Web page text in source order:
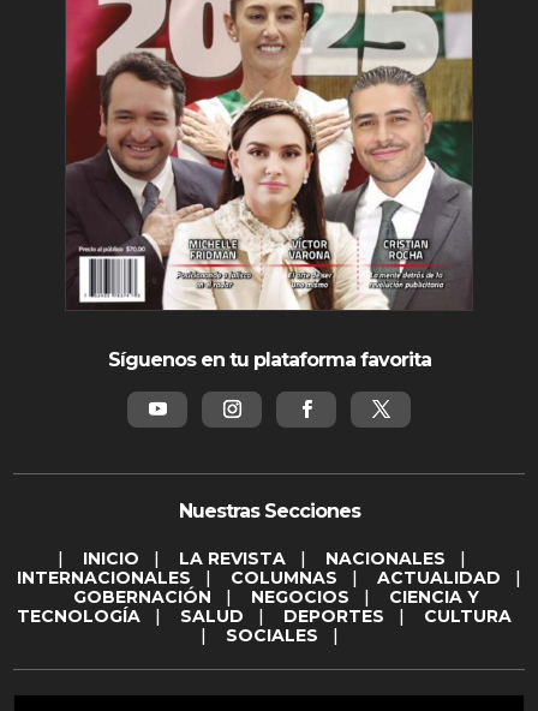
Síguenos en tu plataforma favorita
Nuestras Secciones
| INICIO | LA REVISTA | NACIONALES |
INTERNACIONALES | COLUMNAS | ACTUALIDAD |
GOBERNACIÓN | NEGOCIOS | CIENCIA Y
TECNOLOGÍA | SALUD | DEPORTES | CULTURA
| SOCIALES |